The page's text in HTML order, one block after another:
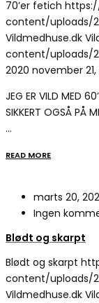
70’er fetich
content/uploads/
Vildmedhuse.dk
content/uploads/
2020 november 21,
JEG ER VILD MED
SIKKERT OGSÅ PÅ
…
READ MORE
marts 20,
Ingen
Blødt og skarpt
Blødt og skarpt
content/uploads/
Vildmedhuse.dk